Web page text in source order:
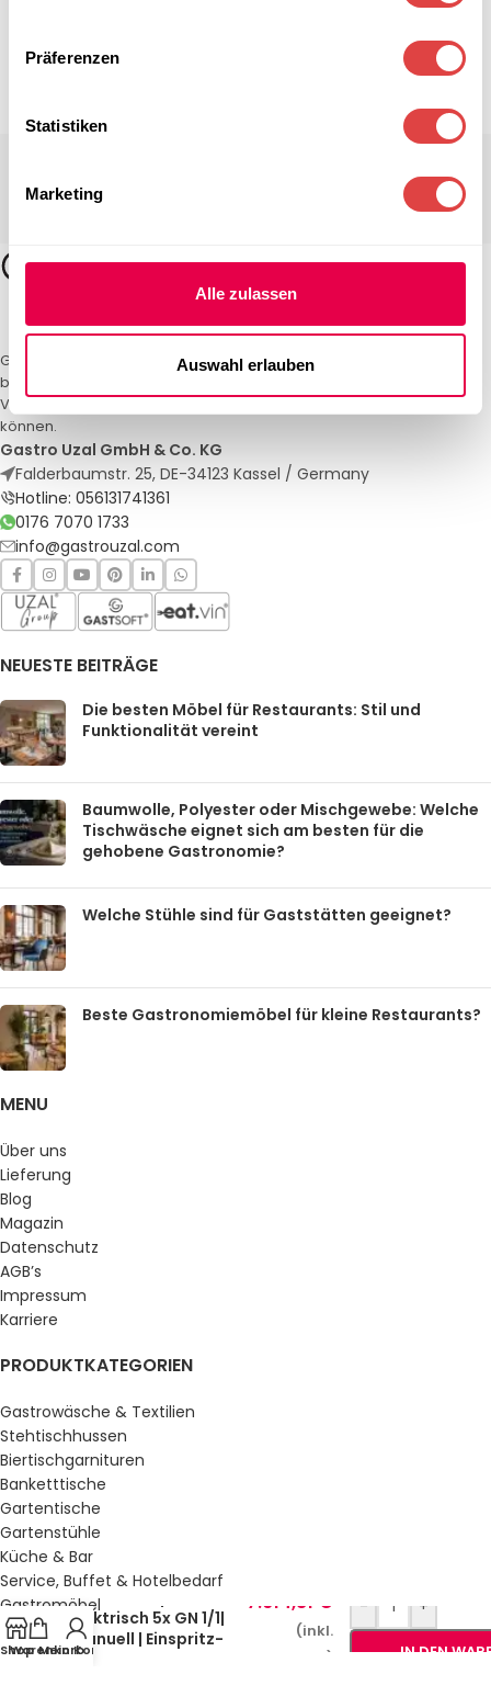
Präferenzen
Statistiken
Marketing
Alle zulassen
Auswahl erlauben
Gastro Uzal – Ihr Spezialist für Gastronomiemöbel und -textilien. Wir
bieten maßgeschneiderte Lösungen für Restaurants, Hotels und
Veranstaltungen. Qualität und Service, auf die Sie sich verlassen
können.
Gastro Uzal GmbH & Co. KG
Falderbaumstr. 25, DE-34123 Kassel / Germany
Hotline: 056131741361
0176 7070 1733
info@gastrouzal.com
NEUESTE BEITRÄGE
Die besten Möbel für Restaurants: Stil und
Funktionalität vereint
Baumwolle, Polyester oder Mischgewebe: Welche
Tischwäsche eignet sich am besten für die
gehobene Gastronomie?
Welche Stühle sind für Gaststätten geeignet?
Beste Gastronomiemöbel für kleine Restaurants?
MENU
Über uns
Lieferung
Blog
Magazin
Datenschutz
AGB’s
Impressum
Karriere
PRODUKTKATEGORIEN
Gastrowäsche & Textilien
Stehtischhussen
Biertischgarnituren
Banketttische
Gartentische
Gartenstühle
Küche & Bar
Service, Buffet & Hotelbedarf
Gastromöbel
Schulmöbel
Sale %
Shop
Warenkorb
Mein Konto
Kombidämpfer
Elektrisch 5x GN 1/1|
Manuell | Einspritz-
System
7.614,81 €
(inkl.
MwSt.)
- +
IN DEN